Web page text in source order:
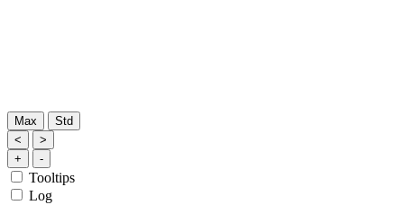
Max
Std
<
>
+
-
Tooltips
Log